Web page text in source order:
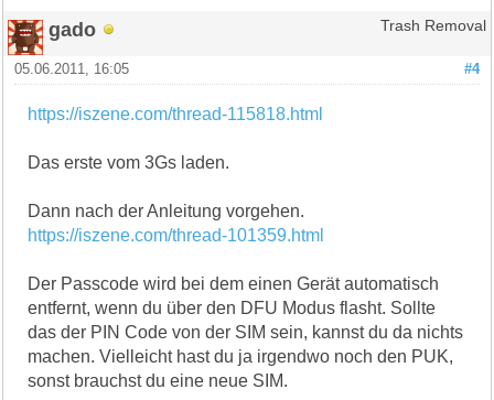
gado Trash Removal
#4
05.06.2011, 16:05
https://iszene.com/thread-115818.html
Das erste vom 3Gs laden.
Dann nach der Anleitung vorgehen.
https://iszene.com/thread-101359.html
Der Passcode wird bei dem einen Gerät automatisch
entfernt, wenn du über den DFU Modus flasht. Sollte
das der PIN Code von der SIM sein, kannst du da nichts
machen. Vielleicht hast du ja irgendwo noch den PUK,
sonst brauchst du eine neue SIM.